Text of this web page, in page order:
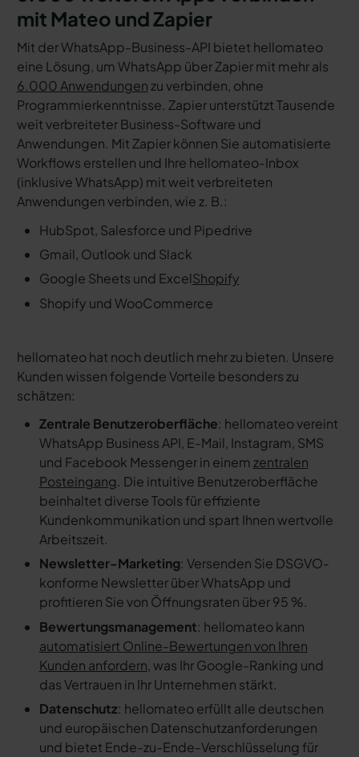
mit Mateo und Zapier
Mit der WhatsApp-Business-API bietet hellomateo
eine Lösung, um WhatsApp über Zapier mit mehr als
6.000 Anwendungenzu verbinden, ohne
Programmierkenntnisse. Zapier unterstützt Tausende
weit verbreiteter Business-Software und
Anwendungen. Mit Zapier können Sie automatisierte
Workflows erstellen und Ihre hellomateo-Inbox
(inklusive WhatsApp) mit weit verbreiteten
Anwendungen verbinden, wie z. B.:
HubSpot, Salesforce und Pipedrive
Gmail, Outlook und Slack
Google Sheets und ExcelShopify
Shopify und WooCommerce
hellomateo hat noch deutlich mehr zu bieten. Unsere
Kunden wissen folgende Vorteile besonders zu
schätzen:
Zentrale Benutzeroberfläche: hellomateo vereint
WhatsApp Business API, E-Mail, Instagram, SMS
und Facebook Messenger in einem zentralen
Posteingang. Die intuitive Benutzeroberfläche
beinhaltet diverse Tools für effiziente
Kundenkommunikation und spart Ihnen wertvolle
Arbeitszeit.
Newsletter-Marketing: Versenden Sie DSGVO-
konforme Newsletter über WhatsApp und
profitieren Sie von Öffnungsraten über 95 %.
Bewertungsmanagement: hellomateo kann
automatisiert Online-Bewertungen von Ihren
Kunden anfordern, was Ihr Google-Ranking und
das Vertrauen in Ihr Unternehmen stärkt.
Datenschutz: hellomateo erfüllt alle deutschen
und europäischen Datenschutzanforderungen
und bietet Ende-zu-Ende-Verschlüsselung für